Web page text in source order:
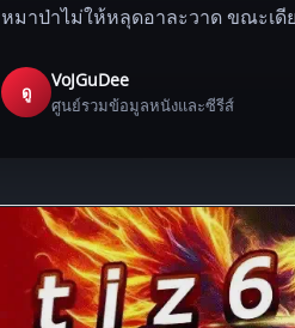
หมาป่าไม่ให้หลุดอาละวาด ขณะเดี
ดู
VoJGuDee
ศูนย์รวมข้อมูลหนังและซีรีส์